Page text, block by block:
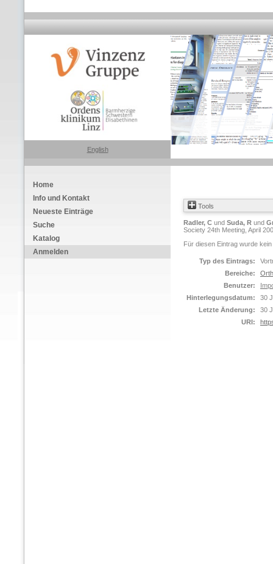
English
Home
Info und Kontakt
Neueste Einträge
Suche
Katalog
Anmelden
Tools
Radler, C und Suda, R und
Society 24th Meeting, April
Für diesen Eintrag wurde
Typ des Eintrags:
Bereiche:
Benutzer:
Hinterlegungsdatum:
30
Letzte Änderung:
30
URI: